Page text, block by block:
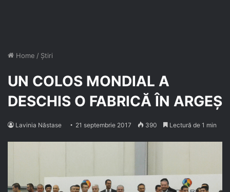
Home / Știri
UN COLOS MONDIAL A
DESCHIS O FABRICĂ ÎN ARGEȘ
Lavinia Năstase 21 septembrie 2017 390 Lectură de 1 min